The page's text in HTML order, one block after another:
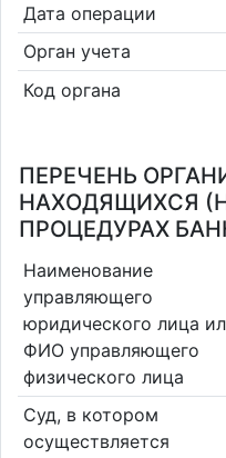
Дата операции
Орган учета
Код органа
ПЕРЕЧЕНЬ
НАХОДЯЩИХСЯ
ПРОЦЕДУРАХ
Наименование
управляющего
юридического лица
ФИО управляющего
физического лица
Суд, в котором
осуществляется